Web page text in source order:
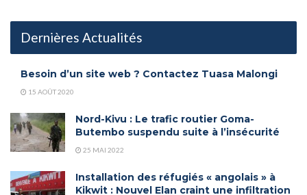
Dernières Actualités
Besoin d’un site web ? Contactez Tuasa Malongi
15 AOÛT 2020
Nord-Kivu : Le trafic routier Goma-
Butembo suspendu suite à l’insécurité
25 MAI 2022
Installation des réfugiés « angolais » à
Kikwit : Nouvel Elan craint une infiltration